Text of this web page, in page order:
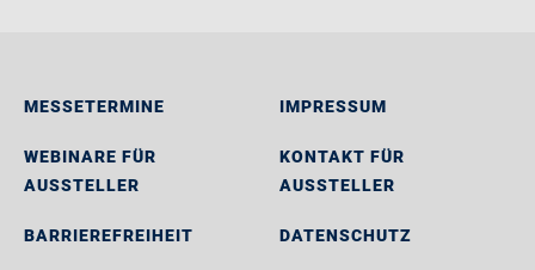
MESSETERMINE
WEBINARE FÜR
AUSSTELLER
BARRIEREFREIHEIT
IMPRESSUM
KONTAKT FÜR
AUSSTELLER
DATENSCHUTZ